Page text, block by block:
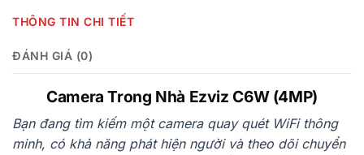
THÔNG TIN CHI TIẾT
ĐÁNH GIÁ (0)
Camera Trong Nhà Ezviz C6W (4MP)
Bạn đang tìm kiếm một camera quay quét WiFi thông
minh, có khả năng phát hiện người và theo dõi chuyển